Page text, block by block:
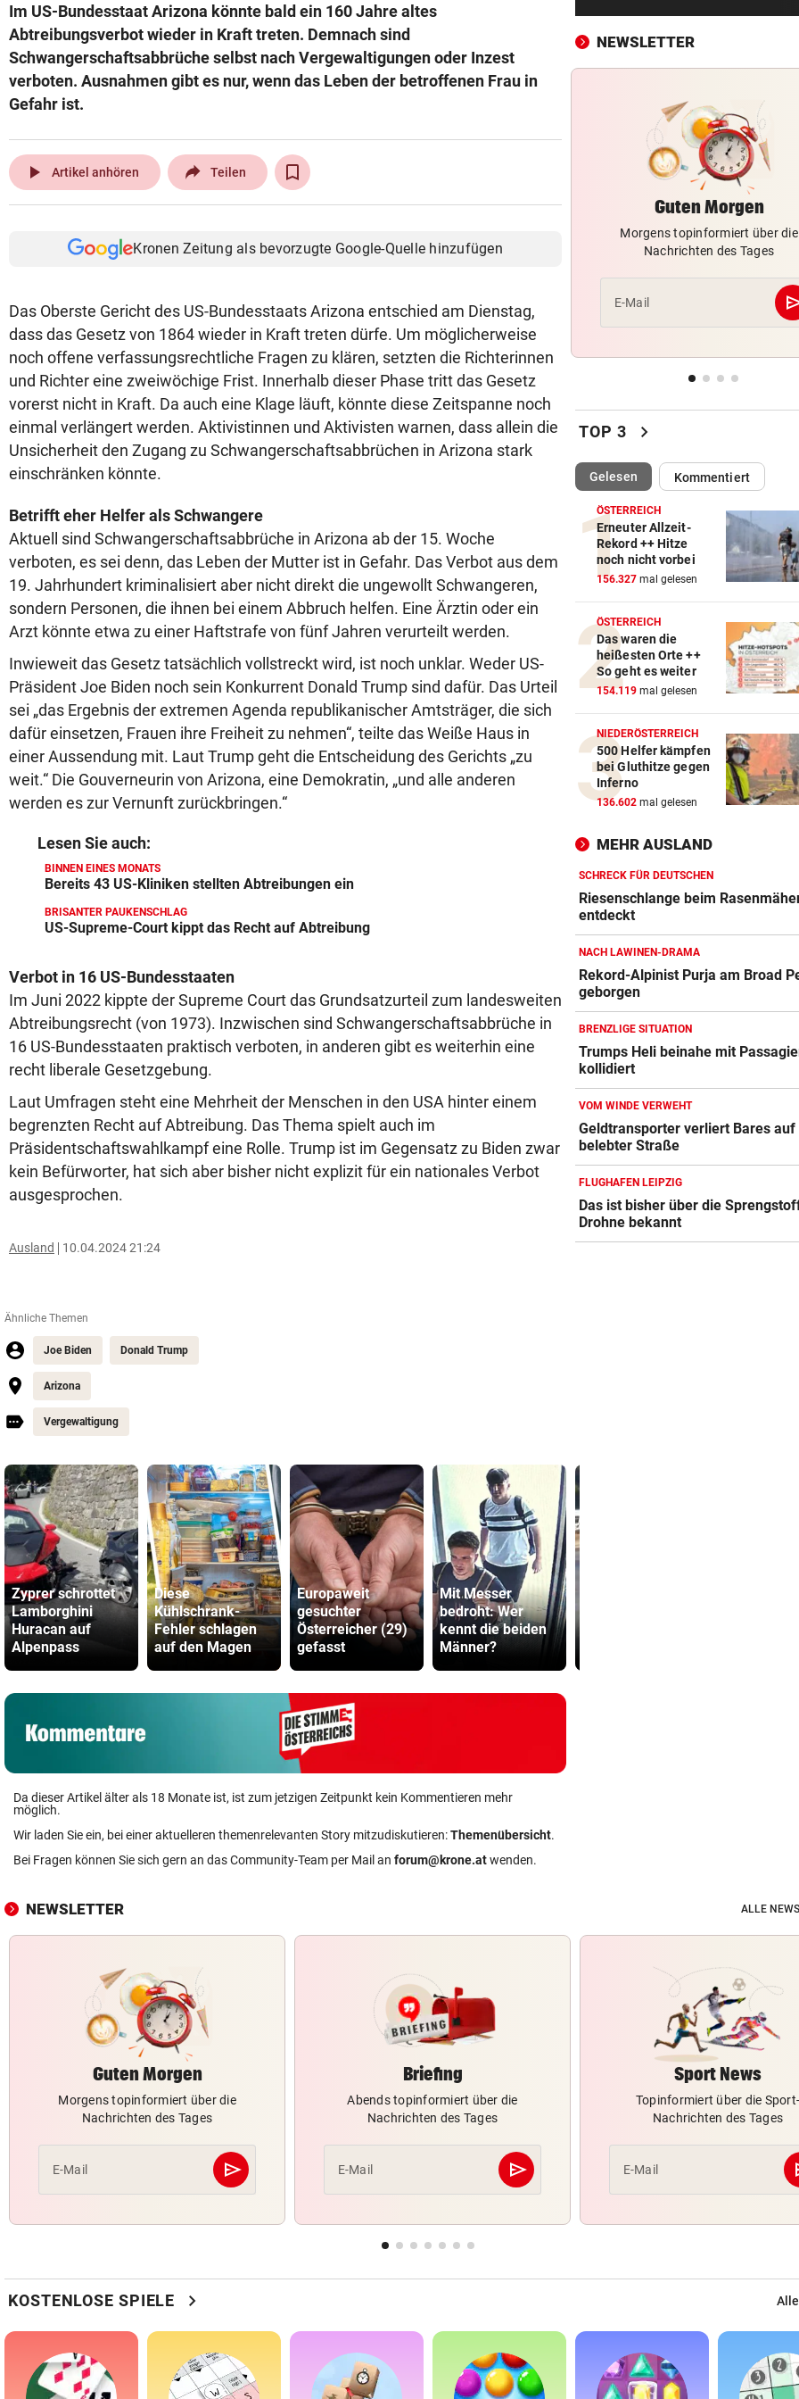
Im US-Bundesstaat Arizona könnte bald ein 160 Jahre altes
Abtreibungsverbot wieder in Kraft treten. Demnach sind
Schwangerschaftsabbrüche selbst nach Vergewaltigungen oder Inzest
verboten. Ausnahmen gibt es nur, wenn das Leben der betroffenen Frau in
Gefahr ist.
play_arrow Artikel anhören Teilen
Kronen Zeitung als bevorzugte Google-Quelle hinzufügen
Das Oberste Gericht des US-Bundesstaats Arizona entschied am Dienstag,
dass das Gesetz von 1864 wieder in Kraft treten dürfe. Um möglicherweise
noch offene verfassungsrechtliche Fragen zu klären, setzten die Richterinnen
und Richter eine zweiwöchige Frist. Innerhalb dieser Phase tritt das Gesetz
vorerst nicht in Kraft. Da auch eine Klage läuft, könnte diese Zeitspanne noch
einmal verlängert werden. Aktivistinnen und Aktivisten warnen, dass allein die
Unsicherheit den Zugang zu Schwangerschaftsabbrüchen in Arizona stark
einschränken könnte.
Betrifft eher Helfer als Schwangere
Aktuell sind Schwangerschaftsabbrüche in Arizona ab der 15. Woche
verboten, es sei denn, das Leben der Mutter ist in Gefahr. Das Verbot aus dem
19. Jahrhundert kriminalisiert aber nicht direkt die ungewollt Schwangeren,
sondern Personen, die ihnen bei einem Abbruch helfen. Eine Ärztin oder ein
Arzt könnte etwa zu einer Haftstrafe von fünf Jahren verurteilt werden.
Inwieweit das Gesetz tatsächlich vollstreckt wird, ist noch unklar. Weder US-
Präsident Joe Biden noch sein Konkurrent Donald Trump sind dafür. Das Urteil
sei „das Ergebnis der extremen Agenda republikanischer Amtsträger, die sich
dafür einsetzen, Frauen ihre Freiheit zu nehmen“, teilte das Weiße Haus in
einer Aussendung mit. Laut Trump geht die Entscheidung des Gerichts „zu
weit.“ Die Gouverneurin von Arizona, eine Demokratin, „und alle anderen
werden es zur Vernunft zurückbringen.“
Lesen Sie auch:
BINNEN EINES MONATS
Bereits 43 US-Kliniken stellten Abtreibungen ein
BRISANTER PAUKENSCHLAG
US-Supreme-Court kippt das Recht auf Abtreibung
Verbot in 16 US-Bundesstaaten
Im Juni 2022 kippte der Supreme Court das Grundsatzurteil zum landesweiten
Abtreibungsrecht (von 1973). Inzwischen sind Schwangerschaftsabbrüche in
16 US-Bundesstaaten praktisch verboten, in anderen gibt es weiterhin eine
recht liberale Gesetzgebung.
Laut Umfragen steht eine Mehrheit der Menschen in den USA hinter einem
begrenzten Recht auf Abtreibung. Das Thema spielt auch im
Präsidentschaftswahlkampf eine Rolle. Trump ist im Gegensatz zu Biden zwar
kein Befürworter, hat sich aber bisher nicht explizit für ein nationales Verbot
ausgesprochen.
Ausland 10.04.2024 21:24
Ähnliche Themen
Joe Biden Donald Trump
Arizona
Vergewaltigung
Zyprer schrottet
Lamborghini
Huracan auf
Alpenpass
Diese
Kühlschrank-
Fehler schlagen
auf den Magen
Europaweit
gesuchter
Österreicher (29)
gefasst
Mit Messer
bedroht: Wer
kennt die beiden
Männer?
Da dieser Artikel älter als 18 Monate ist, ist zum jetzigen Zeitpunkt kein Kommentieren mehr
möglich.
Wir laden Sie ein, bei einer aktuelleren themenrelevanten Story mitzudiskutieren:Themenübersicht.
Bei Fragen können Sie sich gern an das Community-Team per Mail an forum@krone.atwenden.
Gall nach Etappensieg neuer
Gesamtführender!
NACH WM-DEBAKEL vor
Teamchef von Uruguay
REKORDHITZE IN Ö vor
Krisenkoordinator ruft zum
Wassersparen auf
ANSTURM AM KREISCHBERG vor
UK bis Holland: Warum alle
Liftsessel wollen
vor
unter Schmerzen
Lange Gefängnisstrafen nach
Folter-Vergewaltigung
GROSSEINSATZ IN NÖ
Brand in Mehrparteienhaus –
Personen evakuiert
VÖLLIG VERWANDELT vor
Oha! Ist das wirklich Billie
SCHRECK FÜR DEUTSCHEN vor
Riesenschlange beim
Rasenmähen entdeckt
Rekord-Alpinist Purja am
Peak geborgen
WALDBRAND-WARNSYSTEM vor
KI-Drohnen sollen durch das
MIND. 125 MIO. EURO
Diomande zu Real!
für Leipzig fix
WENDE KURZ VOR ANPFIFF
Jetzt also doch! ORF zeigt
Spiel der Austria
NEWSLETTER
Guten Morgen
Morgens topinformiert über die
Nachrichten des Tages
E-Mail
TOP 3 chevron_right
Gelesen(ausgewählt)Kommentiert
ÖSTERREICH
Erneuter Allzeit-
Rekord ++ Hitze
noch nicht vorbei
156.327 mal gelesen
ÖSTERREICH
Das waren die
heißesten Orte ++
So geht es weiter
154.119 mal gelesen
NIEDERÖSTERREICH
500 Helfer kämpfen
bei Gluthitze gegen
Inferno
136.602 mal gelesen
MEHR AUSLAND
SCHRECK FÜR DEUTSCHEN
Riesenschlange beim
entdeckt
NACH LAWINEN-DRAMA
Rekord-Alpinist Purja am Broad
geborgen
BRENZLIGE SITUATION
Trumps Heli beinahe mit
kollidiert
VOM WINDE VERWEHT
Geldtransporter verliert Bares auf
belebter Straße
FLUGHAFEN LEIPZIG
Das ist bisher über die
Drohne bekannt
NEWSLETTER ALLE
Guten Morgen
Morgens topinformiert über die
Nachrichten des Tages
E-Mail send
Abschicken
Briefing
Abends topinformiert über die
Nachrichten des Tages
E-Mail send
Abschicken
Sport News
Topinformiert über die Sport-
Nachrichten des Tages
E-Mail
KOSTENLOSE SPIELE chevron_right